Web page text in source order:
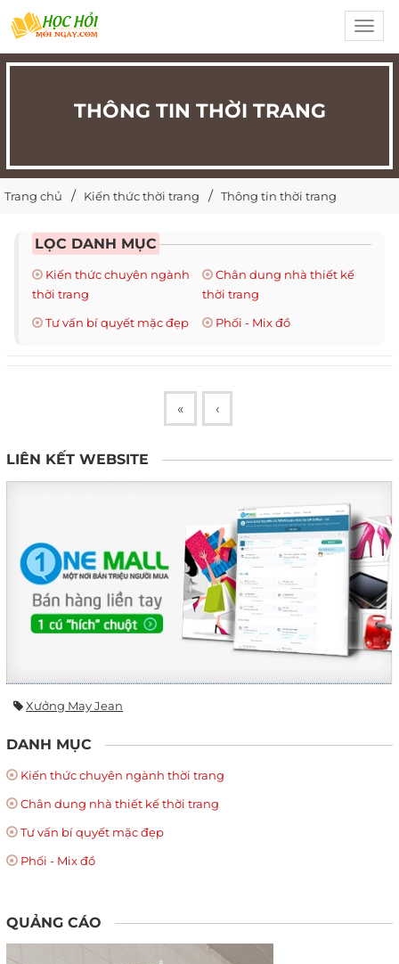
THÔNG TIN THỜI TRANG
Trang chủ Kiến thức thời trang Thông tin thời trang
LỌC DANH MỤC
Kiến thức chuyên ngành
thời trang
Chân dung nhà thiết kế
thời trang
Tư vấn bí quyết mặc đẹp
Phối - Mix đồ
« ‹
LIÊN KẾT WEBSITE
Xưởng May Jean
DANH MỤC
Kiến thức chuyên ngành thời trang
Chân dung nhà thiết kế thời trang
Tư vấn bí quyết mặc đẹp
Phối - Mix đồ
QUẢNG CÁO